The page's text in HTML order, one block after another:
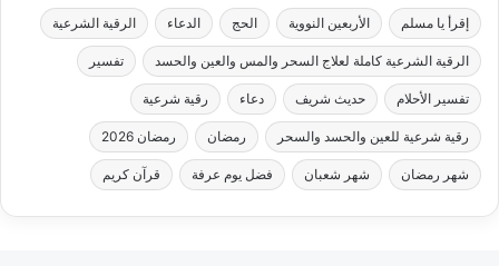
إقرأ يا مسلم الأربعين النووية الحج الدعاء الرقية الشرعية
الرقية الشرعية كاملة لعلاج السحر والمس والعين والحسد تفسير
تفسير الأحلام حديث شريف دعاء رقية شرعية
رقية شرعية للعين والحسد والسحر رمضان رمضان 2026
شهر رمضان شهر شعبان فضل يوم عرفة قرآن كريم